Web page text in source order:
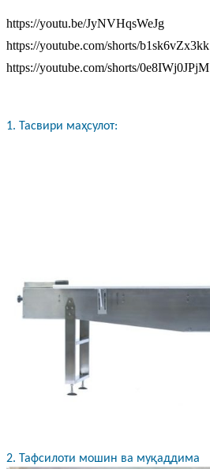
https://youtu.be/JyNVHqsWeJg
https://youtube.com/shorts/b1sk6vZx3kk
https://youtube.com/shorts/0e8IWj0JPjM
1. Тасвири маҳсулот:
2. Тафсилоти мошин ва муқаддима